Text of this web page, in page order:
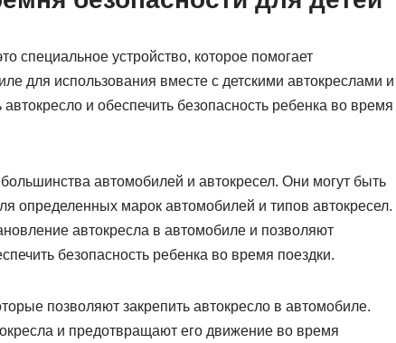
специальное устройство, которое помогает
для использования вместе с детскими автокреслами и
и обеспечить безопасность ребенка во время
автомобилей и автокресел. Они могут быть
определенных марок автомобилей и типов автокресел.
автокресла в автомобиле и позволяют
безопасность ребенка во время поездки.
позволяют закрепить автокресло в автомобиле.
и предотвращают его движение во время